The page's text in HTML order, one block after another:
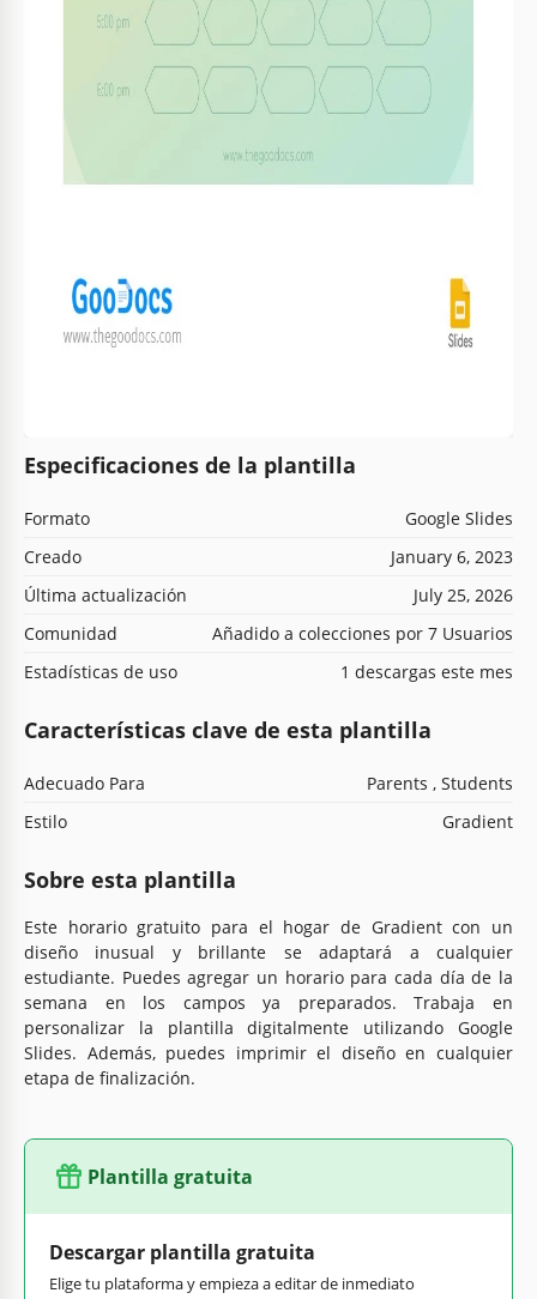
Especificaciones de la plantilla
Formato
Google Slides
Creado
January 6, 2023
Última actualización
July 25, 2026
Comunidad
Añadido a colecciones por 7 Usuarios
Estadísticas de uso
1 descargas este mes
Características clave de esta plantilla
Adecuado Para
Parents , Students
Estilo
Gradient
Sobre esta plantilla
Este horario gratuito para el hogar de Gradient con un
diseño inusual y brillante se adaptará a cualquier
estudiante. Puedes agregar un horario para cada día de la
semana en los campos ya preparados. Trabaja en
personalizar la plantilla digitalmente utilizando Google
Slides. Además, puedes imprimir el diseño en cualquier
etapa de finalización.
Plantilla gratuita
Descargar plantilla gratuita
Elige tu plataforma y empieza a editar de inmediato